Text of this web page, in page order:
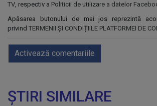
TV, respectiv a Politicii de utilizare a datelor
Apăsarea butonului de mai jos reprezintă
privind TERMENII ȘI CONDIȚIILE PLATFORMEI DE
Activează comentariile
ȘTIRI SIMILARE